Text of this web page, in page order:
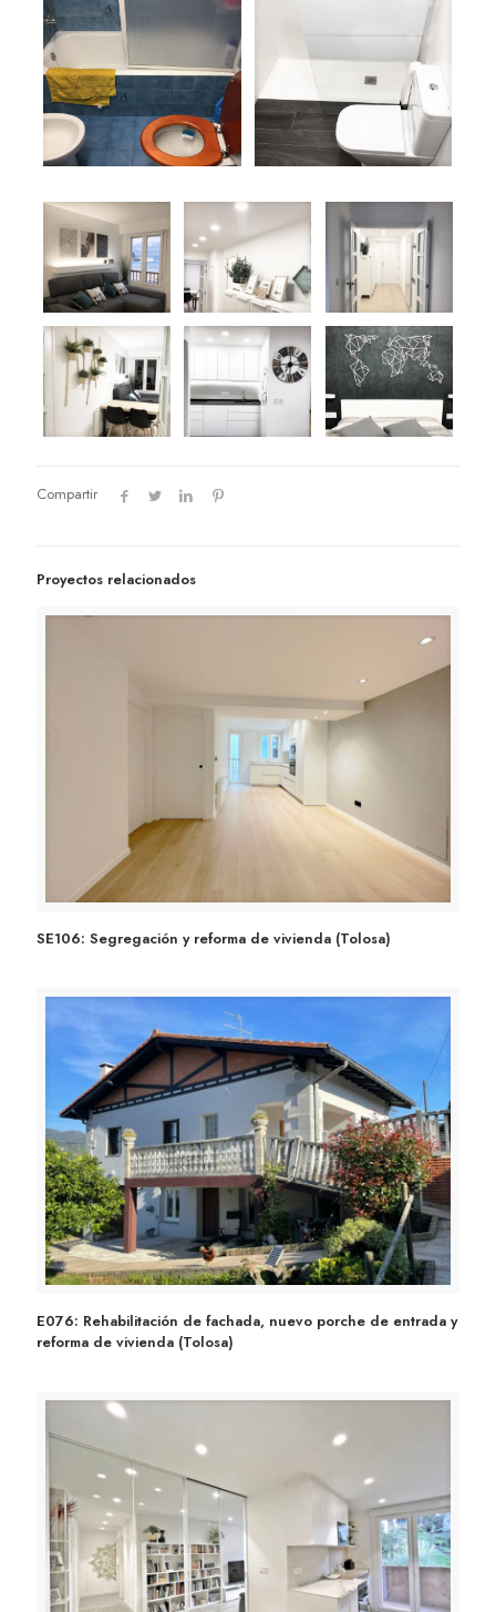
Compartir
Proyectos relacionados
SE106: Segregación y reforma de vivienda (Tolosa)
SE106: Segregación y reforma de vivienda (Tolosa)
E076: Rehabilitación de fachada, nuevo porche de
E076: Rehabilitación de fachada, nuevo porche de entrada y
reforma de vivienda (Tolosa)